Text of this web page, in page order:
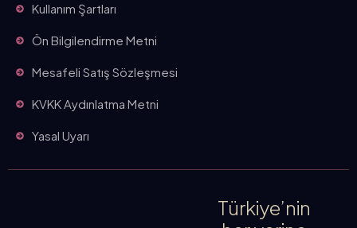
Kullanım Şartları
Ön Bilgilendirme Metni
Mesafeli Satış Sözleşmesi
KVKK Aydınlatma Metni
Yasal Uyarı
Türkiye’nin